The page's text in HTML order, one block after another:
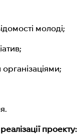
молоді;
проекту: